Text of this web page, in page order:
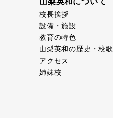
校長挨拶
設備・施設
教育の特色
山梨英和の歴史・校歌
アクセス
姉妹校